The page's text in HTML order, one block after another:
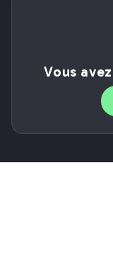
Vous